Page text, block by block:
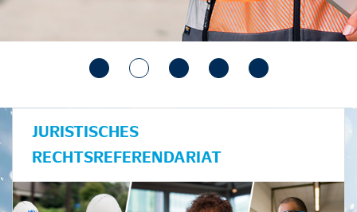
JURISTISCHES
RECHTSREFERENDARIAT